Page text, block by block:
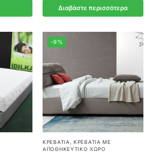
Διαβάστε περισσότερα
-9%
ΚΡΕΒΆΤΙΑ, ΚΡΕΒΆΤΙΑ ΜΕ
ΑΠΟΘΗΚΕΥΤΙΚΌ ΧΏΡΟ